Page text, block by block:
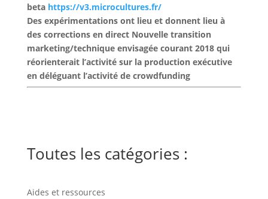
beta https://v3.microcultures.fr/
Des expérimentations ont lieu et donnent lieu à
des corrections en direct Nouvelle transition
marketing/technique envisagée courant 2018 qui
réorienterait l’activité sur la production exécutive
en déléguant l’activité de crowdfunding
Toutes les catégories :
Aides et ressources